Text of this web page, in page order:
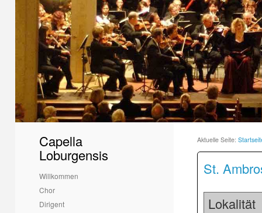
Capella
Loburgensis
Willkommen
Chor
Dirigent
Aktuelle Seite:
St.
Lokalität